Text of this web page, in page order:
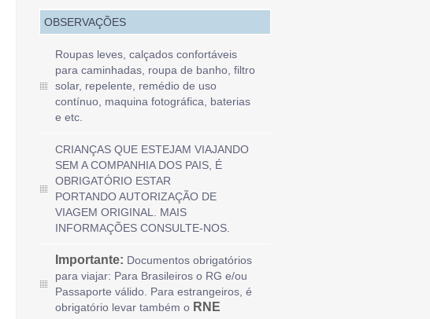
OBSERVAÇÕES
Roupas leves, calçados confortáveis
para caminhadas, roupa de banho, filtro
solar, repelente, remédio de uso
contínuo, maquina fotográfica, baterias
e etc.
CRIANÇAS QUE ESTEJAM VIAJANDO
SEM A COMPANHIA DOS PAIS, É
OBRIGATÓRIO ESTAR
PORTANDO AUTORIZAÇÃO DE
VIAGEM ORIGINAL. MAIS
INFORMAÇÕES CONSULTE-NOS.
Importante: Documentos obrigatórios
para viajar: Para Brasileiros o RG e/ou
Passaporte válido. Para estrangeiros, é
obrigatório levar também o RNE